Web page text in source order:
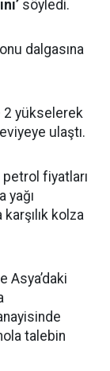
söyledi.
dalgasına
2 yükselerek
ulaştı.
petrol fiyatları
yağı
kolza
Asya’daki
talebin